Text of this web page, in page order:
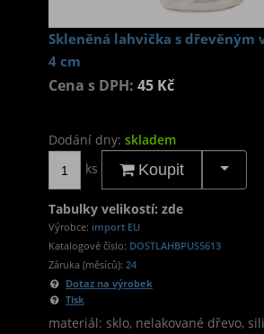
Skleněná lahvička s dřevěným
4 cm
Cena s DPH: 45 Kč
Dodání dny: skladem
ks
Koupit
Tabulky velikostí: zde
Výrobce: import EU
Katalogové číslo: DOSTLAHBPUS5613
Záruka (měsíců): 24
Dotaz na výrobek
Tisk
materiál: sklo, nelakované dřevo,